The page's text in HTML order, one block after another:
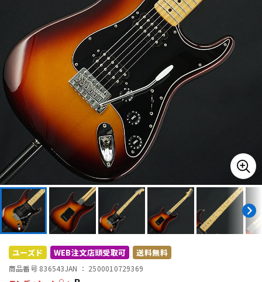
キーボード 電子ピアノ
その他楽器
DJ機器
DTM オンライン納品 レコーディング機器
配信/ライブ機器 楽器アクセサリ
中古
ユーズド WEB注文店頭受取可 送料無料
商品番号 836543JAN ： 2500010729369